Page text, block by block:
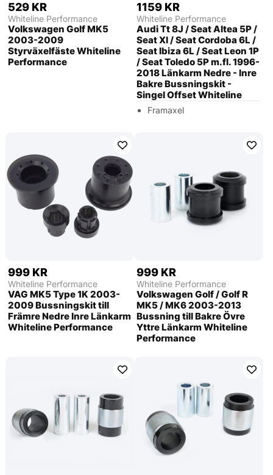
529 KR
Whiteline Performance
Volkswagen Golf MK5
2003-2009
Styrväxelfäste Whiteline
Performance
1159 KR
Whiteline Performance
Audi Tt 8J / Seat Altea 5P /
Seat Xl / Seat Cordoba 6L /
Seat Ibiza 6L / Seat Leon 1P
/ Seat Toledo 5P m.fl. 1996-
2018 Länkarm Nedre - Inre
Bakre Bussningskit -
Singel Offset Whiteline
Framaxel
999 KR
Whiteline Performance
VAG MK5 Type 1K 2003-
2009 Bussningskit till
Främre Nedre Inre Länkarm
Whiteline Performance
999 KR
Whiteline Performance
Volkswagen Golf / Golf R
MK5 / MK6 2003-2013
Bussning till Bakre Övre
Yttre Länkarm Whiteline
Performance